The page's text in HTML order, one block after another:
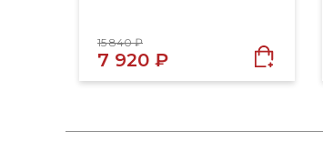
15 840 ₽
7 920 ₽